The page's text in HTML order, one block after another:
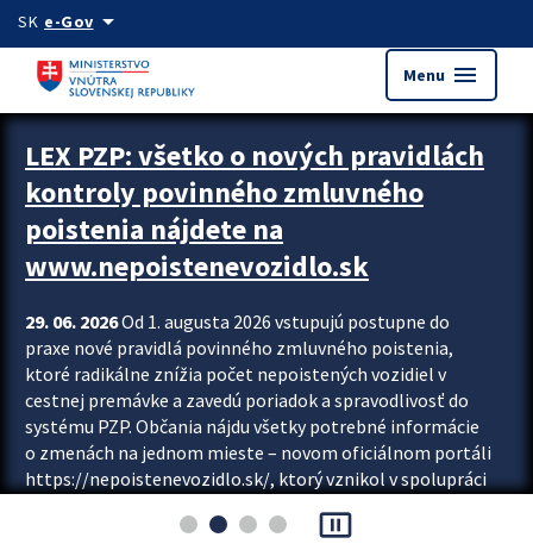
Preskocit na hlavný obsah
SK e-Govarrow_drop_down
Menu menu
Zastavit automatický posun upútavok
LEX PZP: všetko o nových pravidlách
kontroly povinného zmluvného
poistenia nájdete na
www.nepoistenevozidlo.sk
29. 06. 2026Od 1. augusta 2026 vstupujú postupne do
praxe nové pravidlá povinného zmluvného poistenia,
ktoré radikálne znížia počet nepoistených vozidiel v
cestnej premávke a zavedú poriadok a spravodlivosť do
systému PZP. Občania nájdu všetky potrebné informácie
o zmenách na jednom mieste – novom oficiálnom portáli
https://nepoistenevozidlo.sk/, ktorý vznikol v spolupráci
asociácie poisťovní (SLASPO) a Ministerstva vnútra SR.
pause_presentation